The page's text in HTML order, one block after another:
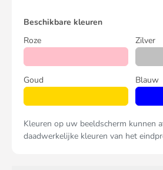
Beschikbare kleuren
Roze
Zilver
Goud Blauw
Kleuren op uw beeldscherm kunnen
daadwerkelijke kleuren van het